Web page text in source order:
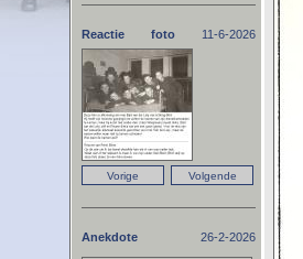
Reactie foto 11-6-2026
Anekdote 26-2-2026